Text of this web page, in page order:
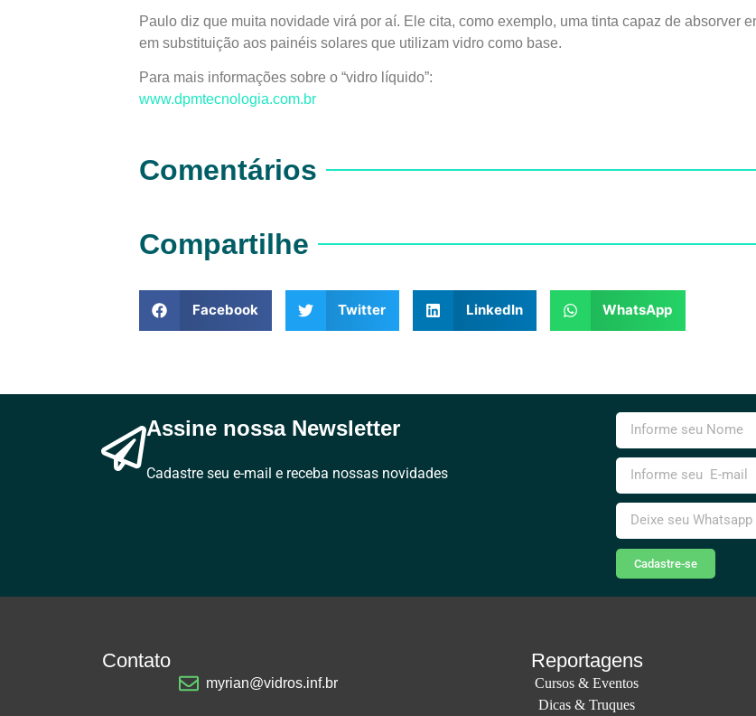
Paulo diz que muita novidade virá por aí. Ele cita, como exemplo, uma tinta capaz de absorver
em substituição aos painéis solares que utilizam vidro como base.
Para mais informações sobre o “vidro líquido”:
www.dpmtecnologia.com.br
Comentários
Compartilhe
Facebook Twitter LinkedIn WhatsApp
Assine nossa Newsletter
Cadastre seu e-mail e receba nossas novidades
Cadastre-se
Contato
myrian@vidros.inf.br
Reportagens
Cursos & Eventos
Dicas & Truques